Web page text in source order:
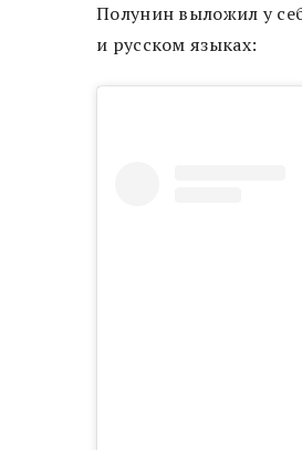
Полунин выложил у
и русском языках: